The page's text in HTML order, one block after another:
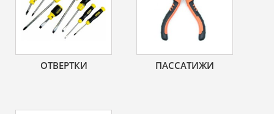
ОТВЕРТКИ ПАССАТИЖИ